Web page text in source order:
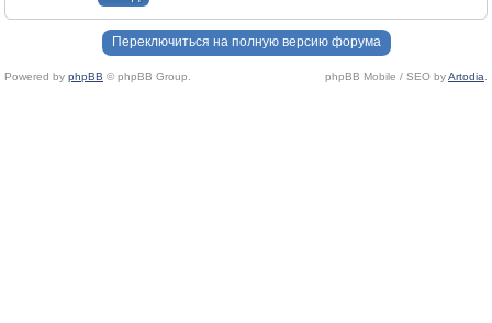
Переключиться на полную версию форума
Powered by phpBB © phpBB Group. phpBB Mobile / SEO byArtodia